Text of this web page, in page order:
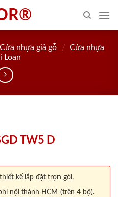
Cửa nhựa giả gỗ /
Cửa nhựa
Loan
TW5 D
kế lắp đặt trọn gói.
nội thành HCM (trên 4 bộ).